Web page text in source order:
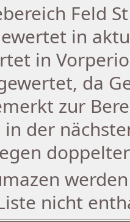
Feld
in
in
da
zur
in der
nicht